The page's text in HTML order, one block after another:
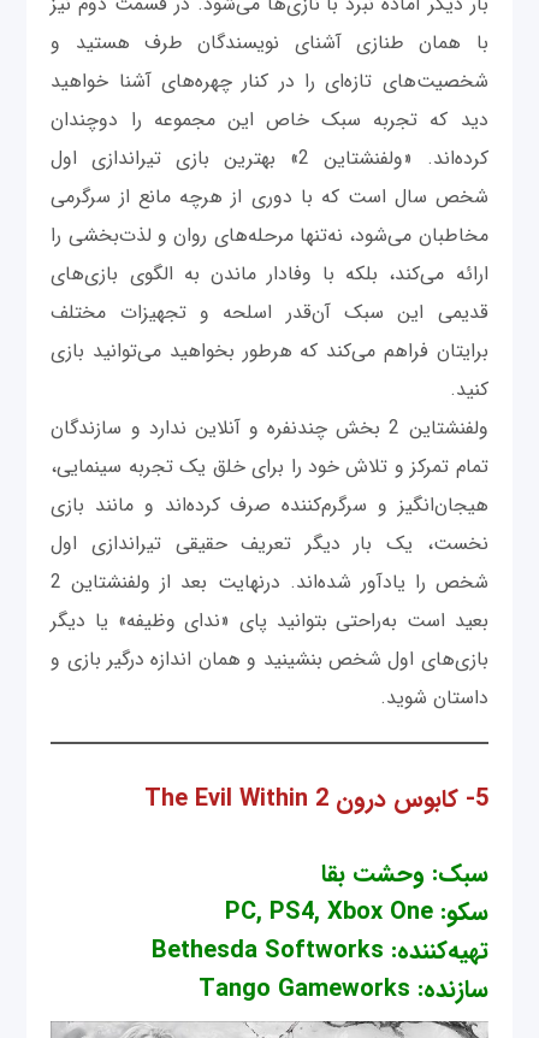
با همان طنازی آشنای نویسندگان طرف هستید و
شخصیت‌های تازه‌ای را در کنار چهره‌های آشنا خواهید
دید که تجربه سبک خاص این مجموعه را دوچندان
کرده‌اند. «ولفنشتاین 2» بهترین بازی تیراندازی اول
شخص سال است که با دوری از هرچه مانع از سرگرمی
مخاطبان می‌شود، نه‌تنها مرحله‌های روان و لذت‌بخشی را
ارائه می‌کند، بلکه با وفادار ماندن به الگوی بازی‌های
قدیمی این سبک آن‌قدر اسلحه و تجهیزات مختلف
برایتان فراهم می‌کند که هرطور بخواهید می‌توانید بازی
کنید.
ولفنشتاین 2 بخش چندنفره و آنلاین ندارد و سازندگان
تمام تمرکز و تلاش خود را برای خلق یک تجربه سینمایی،
هیجان‌انگیز و سرگرم‌کننده صرف کرده‌اند و مانند بازی
نخست، یک بار دیگر تعریف حقیقی تیراندازی اول
شخص را یادآور شده‌اند. درنهایت بعد از ولفنشتاین 2
بعید است به‌راحتی بتوانید پای «ندای وظیفه» یا دیگر
بازی‌های اول شخص بنشینید و همان اندازه درگیر بازی و
داستان شوید.
5- کابوس درون The Evil Within 2
سبک: وحشت بقا
سکو: PC, PS4, Xbox One
تهیه‌کننده: Bethesda Softworks
سازنده: Tango Gameworks